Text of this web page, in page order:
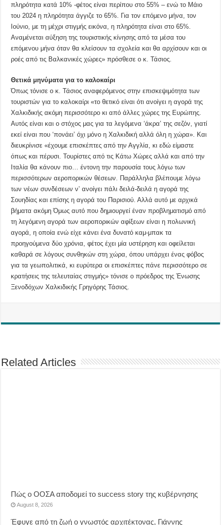
πληρότητα κατά 10% -φέτος είναι περίπου στο 55% – ενώ το Μάιο
του 2024 η πληρότητα άγγιζε το 65%. Για τον επόμενο μήνα, τον
Ιούνιο, με τη μέχρι στιγμής εικόνα, η πληρότητα είναι στο 65%.
Αναμένεται αύξηση της τουριστικής κίνησης από τα μέσα του
επόμενου μήνα όταν θα κλείσουν τα σχολεία και θα αρχίσουν και οι
ροές από τις Βαλκανικές χώρες» πρόσθεσε ο κ. Τάσιος.
Θετικά μηνύματα για το καλοκαίρι
Όπως τόνισε ο κ. Τάσιος αναφερόμενος στην επισκεψιμότητα των
τουριστών για το καλοκαίρι «το θετικό είναι ότι ανοίγει η αγορά της
Χαλκιδικής ακόμη περισσότερο κι από άλλες χώρες της Ευρώπης.
Αυτός είναι και ο στόχος μας για τα λεγόμενα ‘άκρα’ της σεζόν, γιατί
εκεί είναι που ‘πονάει’ όχι μόνο η Χαλκιδική αλλά όλη η χώρα». Και
διευκρίνισε «έχουμε επισκέπτες από την Αγγλία, κι εδώ είμαστε
όπως και πέρυσι. Τουρίστες από τις Κάτω Χώρες αλλά και από την
Ιταλία θα κάνουν πιο… έντονη την παρουσία τους λόγω των
περισσότερων αεροπορικών θέσεων. Παράλληλα βλέπουμε λόγω
των νέων συνδέσεων ν’ ανοίγει πάλι δειλά-δειλά η αγορά της
Σουηδίας και επίσης η αγορά του Παρισιού. Αλλά αυτό με αρχικά
βήματα ακόμη Όμως αυτό που δημιουργεί έναν προβληματισμό από
τη λεγόμενη αγορά των αεροπορικών αφίξεων είναι η πολωνική
αγορά, η οποία ενώ είχε κάνει ένα δυνατό καμ-μπακ τα
προηγούμενα δύο χρόνια, φέτος έχει μία υστέρηση και οφείλεται
καθαρά σε λόγους συνθηκών στη χώρα, όπου υπάρχει ένας φόβος
για τα γεωπολιτικά, κι ευρύτερα οι επισκέπτες πάνε περισσότερο σε
κρατήσεις της τελευταίας στιγμής» τόνισε ο πρόεδρος της Ένωσης
Ξενοδόχων Χαλκιδικής Γρηγόρης Τάσιος.
Related Articles
Πώς ο ΟΟΣΑ αποδομεί το success story της κυβέρνησης
August 8, 2026
Έφυγε από τη ζωή ο γνωστός αρχιτέκτονας, Γιάννης